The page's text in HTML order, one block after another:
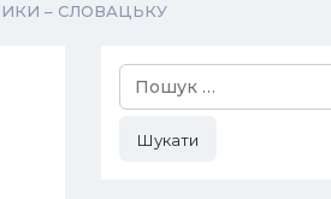
– СЛОВАЦЬКУ
Пошук: